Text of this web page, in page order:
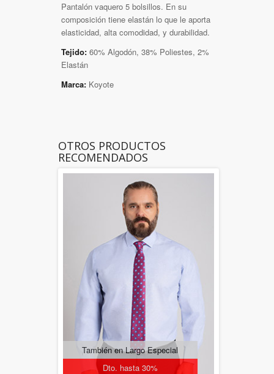
Pantalón vaquero 5 bolsillos. En su
composición tiene elastán lo que le aporta
elasticidad, alta comodidad, y durabilidad.
Tejido: 60% Algodón, 38% Poliestes, 2%
Elastán
Marca: Koyote
OTROS PRODUCTOS
RECOMENDADOS
Dto. hasta 30%
También en Largo Especial